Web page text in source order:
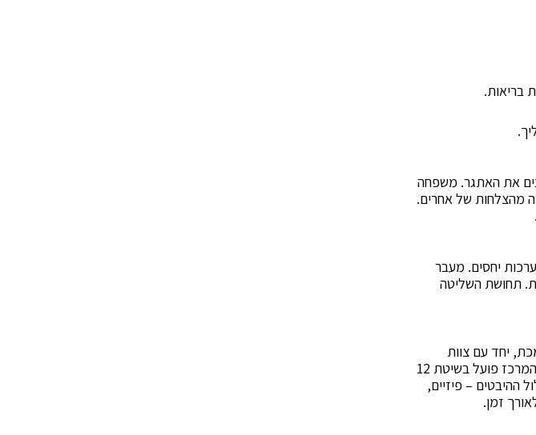
בריאות.
את האתגר. משפחה
מהצלחות של אחרים.
יחסים. מעבר
תחושת השליטה
יחד עם צוות
רב־תחומי הכולל רופא פסיכיאטר, נרקולוג, עובדים סוציאליים ומטפלים ברפואה משלימה. המרכז פועל בשיטת 12
ההיבטים – פיזיים,
זמן.